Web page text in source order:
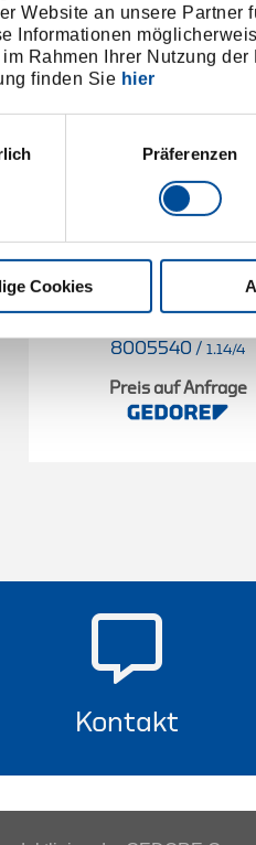
Website an unsere
Informationen
Rahmen Ihrer Nutzung
finden Sie hier
Präferenzen
Cookies
8005540 / 1.14/4
Preis auf Anfrage
Kontakt